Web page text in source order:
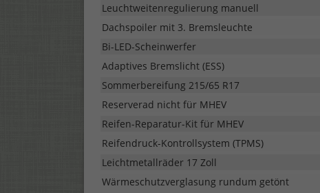
Leuchtweitenregulierung manuell
Dachspoiler mit 3. Bremsleuchte
Bi-LED-Scheinwerfer
Adaptives Bremslicht (ESS)
Sommerbereifung 215/65 R17
Reserverad nicht für MHEV
Reifen-Reparatur-Kit für MHEV
Reifendruck-Kontrollsystem (TPMS)
Leichtmetallräder 17 Zoll
Wärmeschutzverglasung rundum getönt